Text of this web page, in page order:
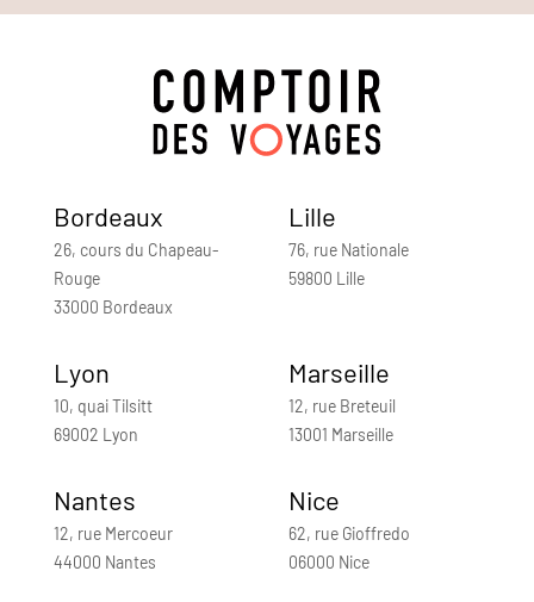
Bordeaux
26, cours du Chapeau-
Rouge
33000 Bordeaux
Lille
76, rue Nationale
59800 Lille
Lyon
10, quai Tilsitt
69002 Lyon
Marseille
12, rue Breteuil
13001 Marseille
Nantes
12, rue Mercoeur
44000 Nantes
Nice
62, rue Gioffredo
06000 Nice